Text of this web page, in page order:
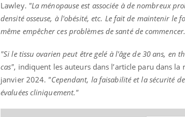
Lawley. "La ménopause est associée à de nombreux
densité osseuse, à l'obésité, etc. Le fait de maintenir le
même empêcher ces problèmes de santé de commencer.
"Si le tissu ovarien peut être gelé à l'âge de 30 ans, en
cas", indiquent les auteurs dans l’article paru dans la
janvier 2024. "Cependant, la faisabilité et la sécurité
évaluées cliniquement."